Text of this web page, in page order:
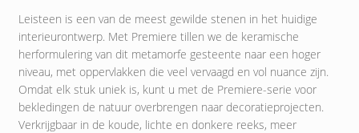
Leisteen is een van de meest gewilde stenen in het huidige
interieurontwerp. Met Premiere tillen we de keramische
herformulering van dit metamorfe gesteente naar een hoger
niveau, met oppervlakken die veel vervaagd en vol nuance zijn.
Omdat elk stuk uniek is, kunt u met de Premiere-serie voor
bekledingen de natuur overbrengen naar decoratieprojecten.
Verkrijgbaar in de koude, lichte en donkere reeks, meer